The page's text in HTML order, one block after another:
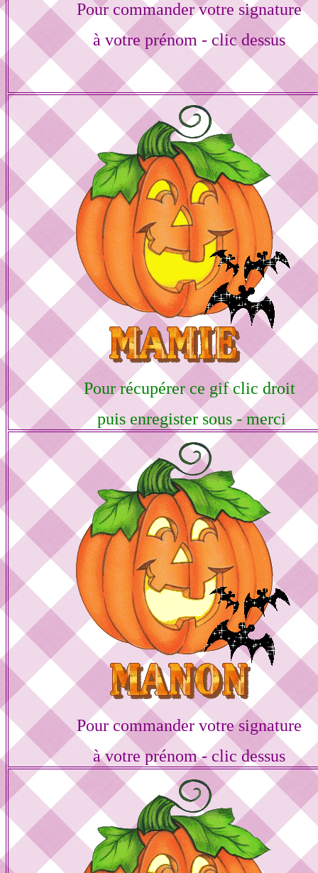
Pour commander votre signature
à votre prénom - clic dessus
Pour récupérer ce gif clic droit
puis enregister sous - merci
Pour commander votre signature
à votre prénom - clic dessus